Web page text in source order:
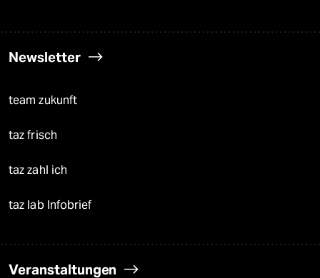
Newsletter
team zukunft
taz frisch
taz zahl ich
taz lab Infobrief
Veranstaltungen